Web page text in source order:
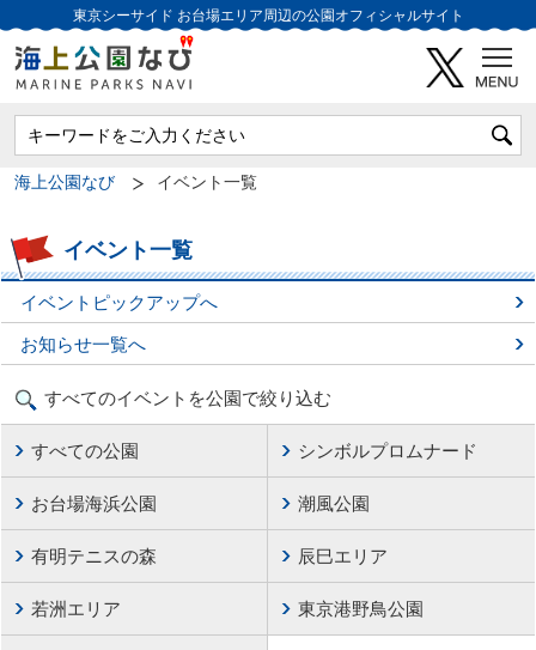
東京シーサイド お台場エリア周辺の公園オフィシャルサイト
海上公園なび イベント一覧
イベント一覧
イベントピックアップへ
お知らせ一覧へ
すべてのイベントを公園で絞り込む
すべての公園 シンボルプロムナード
お台場海浜公園 潮風公園
有明テニスの森 辰巳エリア
若洲エリア 東京港野鳥公園